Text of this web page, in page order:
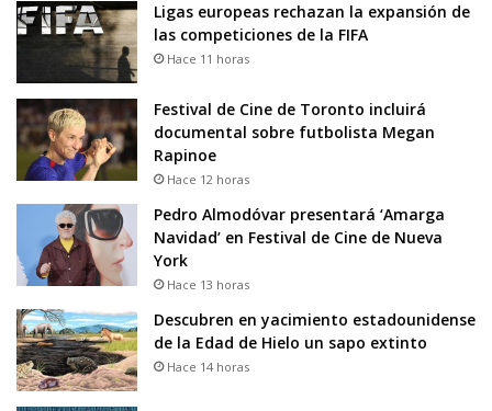
Ligas europeas rechazan la expansión de
las competiciones de la FIFA
Hace 11 horas
Festival de Cine de Toronto incluirá
documental sobre futbolista Megan
Rapinoe
Hace 12 horas
Pedro Almodóvar presentará ‘Amarga
Navidad’ en Festival de Cine de Nueva
York
Hace 13 horas
Descubren en yacimiento estadounidense
de la Edad de Hielo un sapo extinto
Hace 14 horas